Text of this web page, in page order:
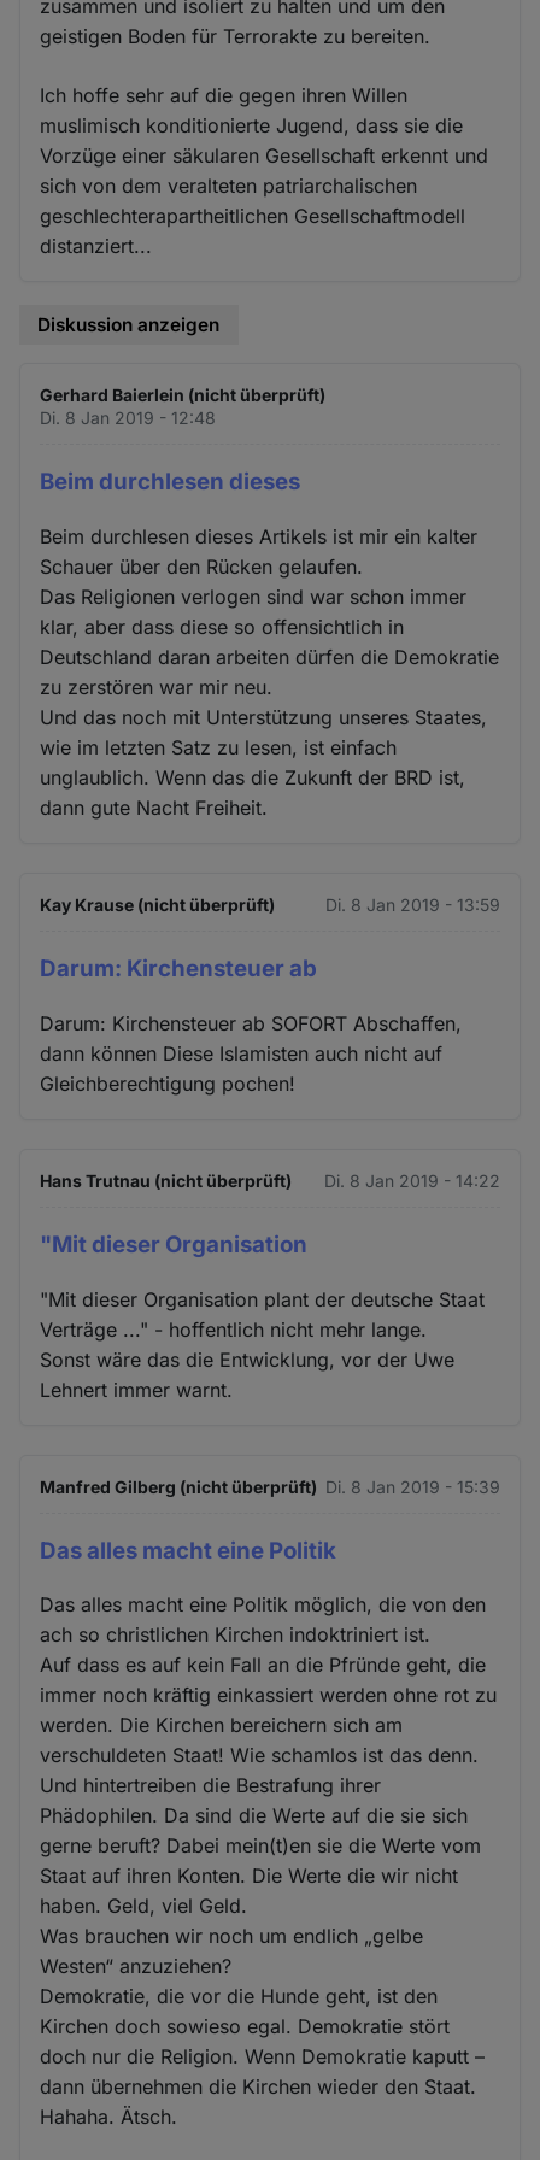
zusammen und isoliert zu halten und um den
geistigen Boden für Terrorakte zu bereiten.
Ich hoffe sehr auf die gegen ihren Willen
muslimisch konditionierte Jugend, dass sie die
Vorzüge einer säkularen Gesellschaft erkennt und
sich von dem veralteten patriarchalischen
geschlechterapartheitlichen Gesellschaftmodell
distanziert...
Diskussion anzeigen
Gerhard Baierlein (nicht überprüft)
Di. 8 Jan 2019 - 12:48
Beim durchlesen dieses
Beim durchlesen dieses Artikels ist mir ein kalter
Schauer über den Rücken gelaufen.
Das Religionen verlogen sind war schon immer
klar, aber dass diese so offensichtlich in
Deutschland daran arbeiten dürfen die Demokratie
zu zerstören war mir neu.
Und das noch mit Unterstützung unseres Staates,
wie im letzten Satz zu lesen, ist einfach
unglaublich. Wenn das die Zukunft der BRD ist,
dann gute Nacht Freiheit.
Kay Krause (nicht überprüft) Di. 8 Jan 2019 - 13:59
Darum: Kirchensteuer ab
Darum: Kirchensteuer ab SOFORT Abschaffen,
dann können Diese Islamisten auch nicht auf
Gleichberechtigung pochen!
Hans Trutnau (nicht überprüft) Di. 8 Jan 2019 - 14:22
"Mit dieser Organisation
"Mit dieser Organisation plant der deutsche Staat
Verträge ..." - hoffentlich nicht mehr lange.
Sonst wäre das die Entwicklung, vor der Uwe
Lehnert immer warnt.
Manfred Gilberg (nicht überprüft) Di. 8 Jan 2019 - 15:39
Das alles macht eine Politik
Das alles macht eine Politik möglich, die von den
ach so christlichen Kirchen indoktriniert ist.
Auf dass es auf kein Fall an die Pfründe geht, die
immer noch kräftig einkassiert werden ohne rot zu
werden. Die Kirchen bereichern sich am
verschuldeten Staat! Wie schamlos ist das denn.
Und hintertreiben die Bestrafung ihrer
Phädophilen. Da sind die Werte auf die sie sich
gerne beruft? Dabei mein(t)en sie die Werte vom
Staat auf ihren Konten. Die Werte die wir nicht
haben. Geld, viel Geld.
Was brauchen wir noch um endlich „gelbe
Westen“ anzuziehen?
Demokratie, die vor die Hunde geht, ist den
Kirchen doch sowieso egal. Demokratie stört
doch nur die Religion. Wenn Demokratie kaputt –
dann übernehmen die Kirchen wieder den Staat.
Hahaha. Ätsch.